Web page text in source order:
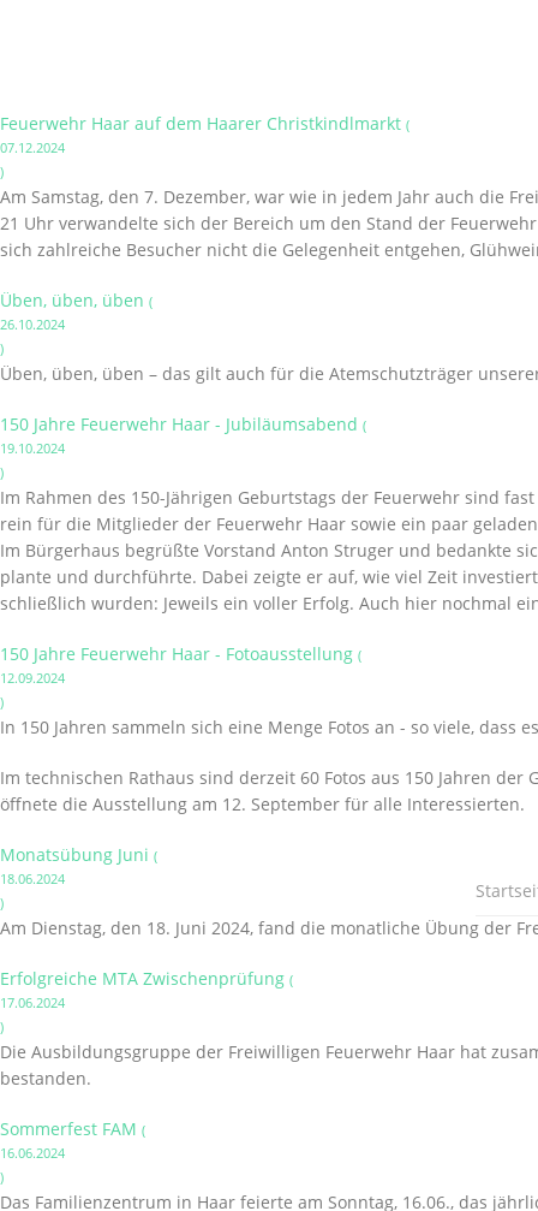
Feuerwehr Haar auf dem Haarer Christkindlmarkt (
07.12.2024
)
Am Samstag, den 7. Dezember, war wie in jedem Jahr auch die
21 Uhr verwandelte sich der Bereich um den Stand der
sich zahlreiche Besucher nicht die Gelegenheit entgehen,
Üben, üben, üben (
26.10.2024
)
Üben, üben, üben – das gilt auch für die Atemschutzträger
150 Jahre Feuerwehr Haar - Jubiläumsabend (
19.10.2024
)
Im Rahmen des 150-Jährigen Geburtstags der Feuerwehr sind
rein für die Mitglieder der Feuerwehr Haar sowie ein paar
Im Bürgerhaus begrüßte Vorstand Anton Struger und bedankte
plante und durchführte. Dabei zeigte er auf, wie viel Zeit
schließlich wurden: Jeweils ein voller Erfolg. Auch hier nochmal
150 Jahre Feuerwehr Haar - Fotoausstellung (
12.09.2024
)
In 150 Jahren sammeln sich eine Menge Fotos an - so viele, dass
Im technischen Rathaus sind derzeit 60 Fotos aus 150 Jahren
öffnete die Ausstellung am 12. September für alle Interessierten.
Monatsübung Juni (
18.06.2024
)
Am Dienstag, den 18. Juni 2024, fand die monatliche Übung der
Erfolgreiche MTA Zwischenprüfung (
17.06.2024
)
Die Ausbildungsgruppe der Freiwilligen Feuerwehr Haar hat
bestanden.
Sommerfest FAM (
16.06.2024
)
Das Familienzentrum in Haar feierte am Sonntag, 16.06., das